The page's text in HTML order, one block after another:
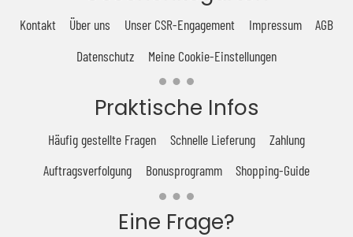
Kontakt Über uns Unser CSR-Engagement Impressum
AGB
Datenschutz
Meine Cookie-Einstellungen
Praktische Infos
Häufig gestellte Fragen Schnelle Lieferung
Zahlung
Auftragsverfolgung
Bonusprogramm Shopping-Guide
Eine Frage?